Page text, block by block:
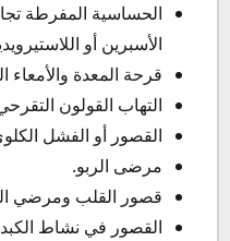
الحساسية المفرطة
الأسبرين أو
قرحة المعدة والأمعاء
التهاب القولون
القصور أو الفشل
مرضى الربو.
قصور القلب ومرضي
القصور في نشاط